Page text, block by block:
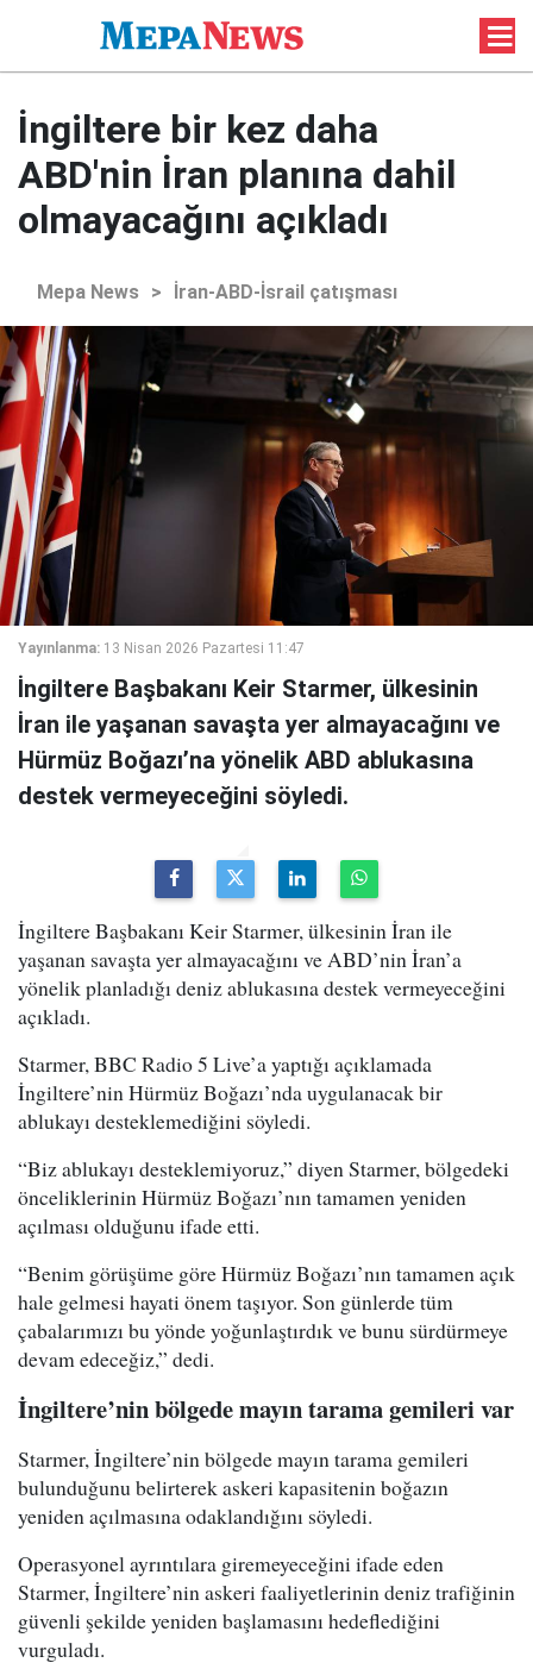
İngiltere bir kez daha
ABD'nin İran planına dahil
olmayacağını açıkladı
Mepa News > İran-ABD-İsrail çatışması
Yayınlanma: 13 Nisan 2026 Pazartesi 11:47
İngiltere Başbakanı Keir Starmer, ülkesinin
İran ile yaşanan savaşta yer almayacağını ve
Hürmüz Boğazı’na yönelik ABD ablukasına
destek vermeyeceğini söyledi.
İngiltere Başbakanı Keir Starmer, ülkesinin İran ile
yaşanan savaşta yer almayacağını ve ABD’nin İran’a
yönelik planladığı deniz ablukasına destek vermeyeceğini
açıkladı.
Starmer, BBC Radio 5 Live’a yaptığı açıklamada
İngiltere’nin Hürmüz Boğazı’nda uygulanacak bir
ablukayı desteklemediğini söyledi.
“Biz ablukayı desteklemiyoruz,” diyen Starmer, bölgedeki
önceliklerinin Hürmüz Boğazı’nın tamamen yeniden
açılması olduğunu ifade etti.
“Benim görüşüme göre Hürmüz Boğazı’nın tamamen açık
hale gelmesi hayati önem taşıyor. Son günlerde tüm
çabalarımızı bu yönde yoğunlaştırdık ve bunu sürdürmeye
devam edeceğiz,” dedi.
İngiltere’nin bölgede mayın tarama gemileri var
Starmer, İngiltere’nin bölgede mayın tarama gemileri
bulunduğunu belirterek askeri kapasitenin boğazın
yeniden açılmasına odaklandığını söyledi.
Operasyonel ayrıntılara giremeyeceğini ifade eden
Starmer, İngiltere’nin askeri faaliyetlerinin deniz trafiğinin
güvenli şekilde yeniden başlamasını hedeflediğini
vurguladı.